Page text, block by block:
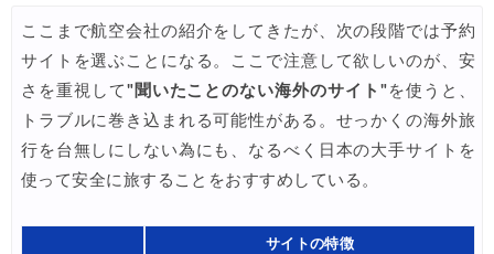
03/06 HIS) 海外ツアー 最大60,000円OFFクーポン
03/06 HIS) 夏先ドリキャンペーン
03/03 Trip.com) 3.3メガセール
Trip.com) 航空券+ホテル 最大5,000円OFFクーポン
ここまで航空会社の紹介をしてきたが、次の段階では予約
サイトを選ぶことになる。ここで注意して欲しいのが、安
さを重視して "聞いたことのない海外のサイト" を使うと、
トラブルに巻き込まれる可能性がある。せっかくの海外旅
行を台無しにしない為にも、なるべく日本の大手サイトを
使って安全に旅することをおすすめしている。
サイトの特徴